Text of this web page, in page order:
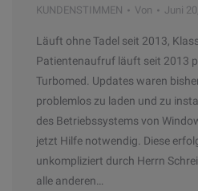
KUNDENSTIMMEN Von Juni
Läuft ohne Tadel seit 2013,
Patientenaufruf läuft seit 2013
Turbomed. Updates waren
problemlos zu laden und zu
des Betriebssystems von
jetzt Hilfe notwendig. Diese
unkompliziert durch Herrn
alle anderen…